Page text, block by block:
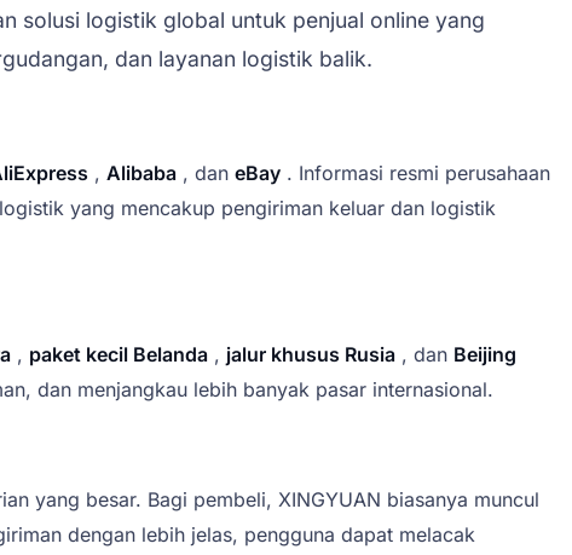
solusi logistik global untuk penjual online yang
dan layanan logistik balik.
, Alibaba , dan eBay . Informasi resmi perusahaan
yang mencakup pengiriman keluar dan logistik
, paket kecil Belanda , jalur khusus Rusia , dan Beijing
dan menjangkau lebih banyak pasar internasional.
yang besar. Bagi pembeli, XINGYUAN biasanya muncul
dengan lebih jelas, pengguna dapat melacak